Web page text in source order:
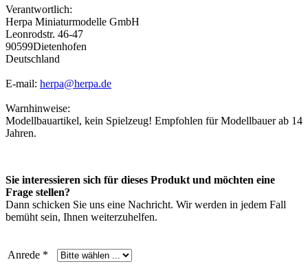
Verantwortlich:
Herpa Miniaturmodelle GmbH
Leonrodstr. 46-47
90599Dietenhofen
Deutschland
E-mail: herpa@herpa.de
Warnhinweise:
Modellbauartikel, kein Spielzeug! Empfohlen für Modellbauer ab 14
Jahren.
Sie interessieren sich für dieses Produkt und möchten eine
Frage stellen?
Dann schicken Sie uns eine Nachricht. Wir werden in jedem Fall
bemüht sein, Ihnen weiterzuhelfen.
Anrede *